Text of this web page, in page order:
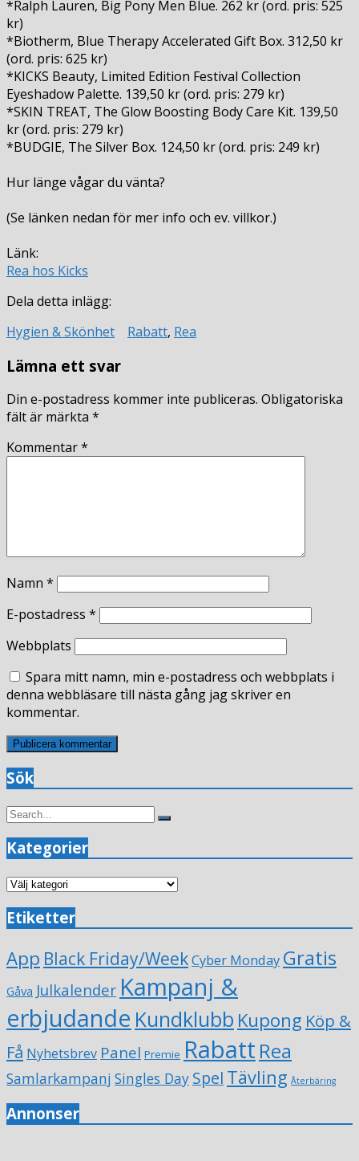
*Ralph Lauren, Big Pony Men Blue. 262 kr (ord. pris: 525
kr)
*Biotherm, Blue Therapy Accelerated Gift Box. 312,50 kr
(ord. pris: 625 kr)
*KICKS Beauty, Limited Edition Festival Collection
Eyeshadow Palette. 139,50 kr (ord. pris: 279 kr)
*SKIN TREAT, The Glow Boosting Body Care Kit. 139,50
kr (ord. pris: 279 kr)
*BUDGIE, The Silver Box. 124,50 kr (ord. pris: 249 kr)
Hur länge vågar du vänta?
(Se länken nedan för mer info och ev. villkor.)
Länk:
Rea hos Kicks
Dela detta inlägg:
Hygien & Skönhet
Rabatt, Rea
Lämna ett svar
Din e-postadress kommer inte publiceras. Obligatoriska
fält är märkta *
Kommentar*
Namn *
E-postadress *
Webbplats
Spara mitt namn, min e-postadress och webbplats i
denna webbläsare till nästa gång jag skriver en
kommentar.
Sök
Search
Search
Kategorier
Kategorier
Etiketter
App Black Friday/WeekCyber Monday Gratis
Gåva Julkalender Kampanj &
erbjudande Kundklubb Kupong Köp &
Få Nyhetsbrev Panel Premie Rabatt Rea
Samlarkampanj Singles Day Spel Tävling Återbäring
Annonser